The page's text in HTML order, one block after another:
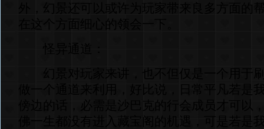
外，幻景还可以或许为玩家带来良多方面的
在这个方面细心的领会一下。
怪异通道：
幻景对玩家来讲，也不但仅是一个用于
做一个通道来利用，好比说，日常平凡若是
傍边的话，必需是沙巴克的行会成员才可以
佛一生都没有进入藏宝阁的机遇，可是若是